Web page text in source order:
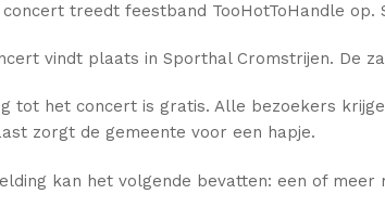
treedt feestband TooHotToHandle op.
vindt plaats in Sporthal Cromstrijen. De
tot het concert is gratis. Alle bezoekers
zorgt de gemeente voor een hapje.